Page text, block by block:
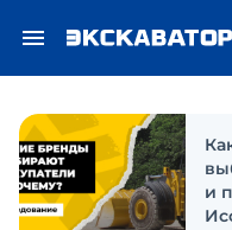
и